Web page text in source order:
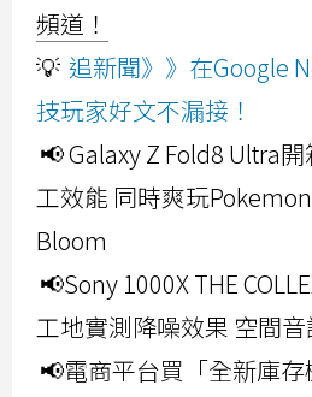
頻道！
💡 追新聞》》在Google
技玩家好文不漏接！
📢 Galaxy Z Fold8 Ultra
工效能 同時爽玩
Bloom
📢Sony 1000X THE
工地實測降噪效果 空間
📢電商平台買「全新庫